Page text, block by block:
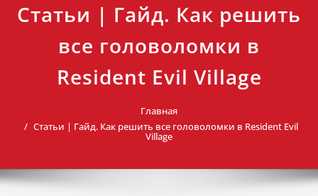
Статьи | Гайд. Как решить
все головоломки в
Resident Evil Village
Главная
Статьи | Гайд. Как решить все головоломки в Resident Evil
Village